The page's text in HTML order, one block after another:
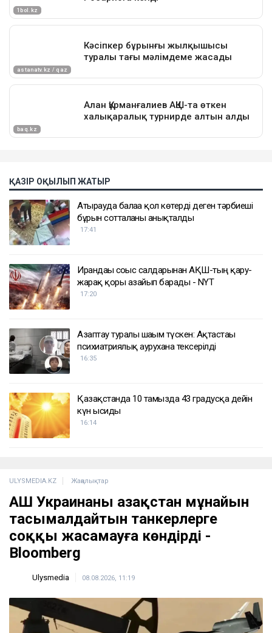
ҚАЗІР ОҚЫЛЫП ЖАТЫР
Атырауда балаға қол көтерді деген тәрбиеші
бұрын сотталғаны анықталды
17:41
Ирандағы соғыс салдарынан АҚШ-тың қару-
жарақ қоры азайып барады - NYT
17:20
Азаптау туралы шағым түскен: Ақтастағы
психиатриялық аурухана тексерілді
16:35
Қазақстанда 10 тамызда 43 градусқа дейін
күн ысиды
16:14
ULYSMEDIA.KZ Жаңалықтар
АҚШ Украинаны Қазақстан мұнайын
тасымалдайтын танкерлерге
соққы жасамауға көндірді -
Bloomberg
Ulysmedia 08.08.2026, 11:19